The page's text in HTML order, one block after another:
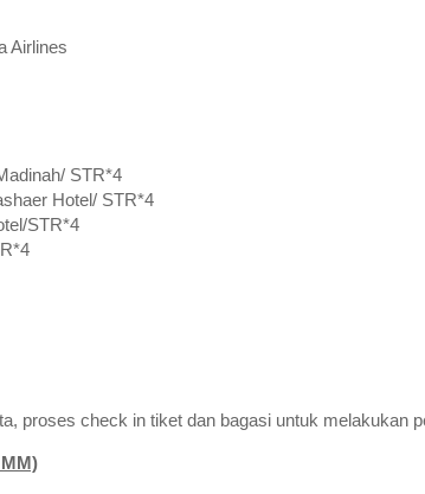
Airlines
STR*4
Hotel/ STR*4
STR*4
proses check in tiket dan bagasi untuk melakukan